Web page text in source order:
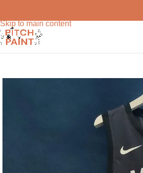
Skip to main content